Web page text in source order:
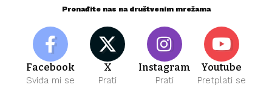
Pronađite nas na društvenim mrežama
Facebook
Sviđa mi se
X
Prati
Instagram
Prati
Youtube
Pretplati se